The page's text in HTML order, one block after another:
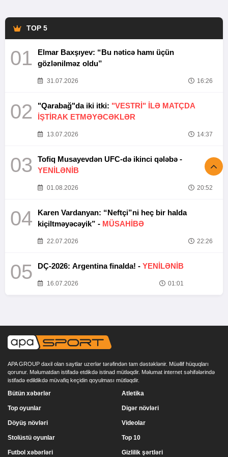
TOP 5
01
Elmar Baxşıyev: “Bu nəticə hamı üçün
gözlənilməz oldu”
31.07.2026 16:26
02 "Qarabağ"da iki itki: "VESTRİ" İLƏ MATÇDA
İŞTİRAK ETMƏYƏCƏKLƏR
13.07.2026 14:37
03
Tofiq Musayevdən UFC-də ikinci qələbə -
YENİLƏNİB
01.08.2026 20:52
04
Karen Vardanyan: “Neftçi”ni heç bir halda
kiçiltməyəcəyik” - MÜSAHİBƏ
22.07.2026 22:26
05 DÇ-2026: Argentina finalda! - YENİLƏNİB
16.07.2026 01:01
APA GROUP daxil olan saytlar uzerlər tərəfindən tam dəstəklənir. Müəllif hüquqları
qorunur. Məlumatdan istifadə etdikdə istinad mütləqdir. Məlumat internet səhifələrində
istifadə edildikdə müvafiq keçidin qoyulması mütləqdir.
Bütün xəbərlər
Top oyunlar
Döyüş növləri
Stolüstü oyunlar
Atletika
Digər növləri
Videolar
Top 10
Futbol xəbərləri Gizlilik şərtləri